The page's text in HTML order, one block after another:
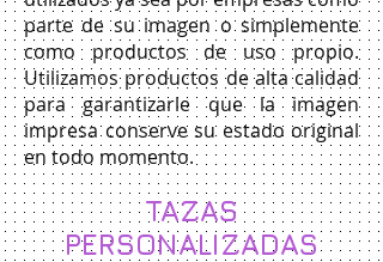
parte de su imagen o simplemente
como productos de uso propio.
Utilizamos productos de alta calidad
para garantizarle que la imagen
impresa conserve su estado original
en todo momento.
TAZAS
PERSONALIZADAS